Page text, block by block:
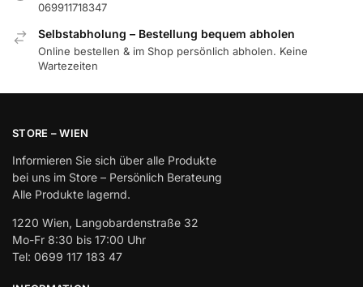
069911718347
Selbstabholung – Bestellung bequem abholen
Online bestellen & im Shop persönlich abholen. Keine
Wartezeiten
STORE – WIEN
Informieren Sie sich über alle Produkte
bei uns im Store – Persönlich Berateung
Alle Produkte lagernd.
1220 Wien, Langobardenstraße 32
Mo-Fr 8:30 bis 17:00 Uhr
Tel: 0699 117 183 47